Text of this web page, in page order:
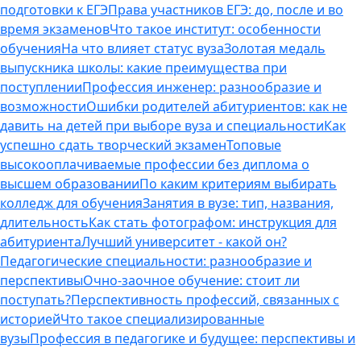
подготовки к ЕГЭПрава участников ЕГЭ: до, после и во
время экзаменовЧто такое институт: особенности
обученияНа что влияет статус вузаЗолотая медаль
выпускника школы: какие преимущества при
поступленииПрофессия инженер: разнообразие и
возможностиОшибки родителей абитуриентов: как не
давить на детей при выборе вуза и специальностиКак
успешно сдать творческий экзаменТоповые
высокооплачиваемые профессии без диплома о
высшем образованииПо каким критериям выбирать
колледж для обученияЗанятия в вузе: тип, названия,
длительностьКак стать фотографом: инструкция для
абитуриентаЛучший университет - какой он?
Педагогические специальности: разнообразие и
перспективыОчно-заочное обучение: стоит ли
поступать?Перспективность профессий, связанных с
историейЧто такое специализированные
вузыПрофессия в педагогике и будущее: перспективы и